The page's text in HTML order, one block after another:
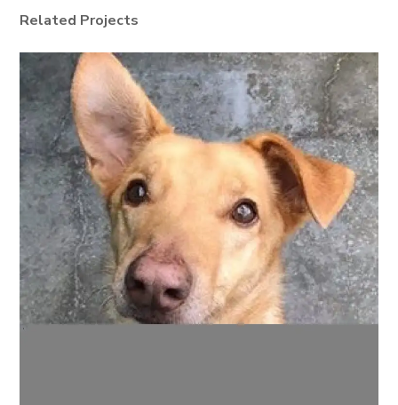
Related Projects